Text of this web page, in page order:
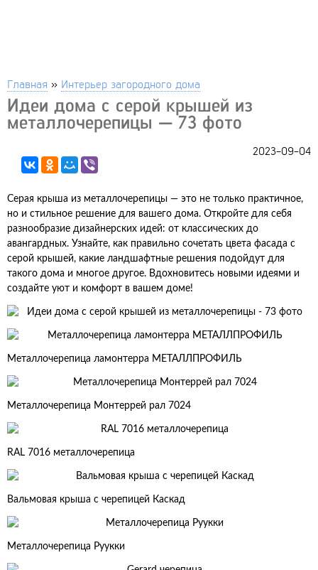
Главная » Интерьер загородного дома
Идеи дома с серой крышей из
металлочерепицы — 73 фото
2023-09-04
Серая крыша из металлочерепицы — это не только практичное,
но и стильное решение для вашего дома. Откройте для себя
разнообразие дизайнерских идей: от классических до
авангардных. Узнайте, как правильно сочетать цвета фасада с
серой крышей, какие ландшафтные решения подойдут для
такого дома и многое другое. Вдохновитесь новыми идеями и
создайте уют и комфорт в вашем доме!
Металлочерепица ламонтерра МЕТАЛЛПРОФИЛЬ
Металлочерепица Монтеррей рал 7024
RAL 7016 металлочерепица
Вальмовая крыша с черепицей Каскад
Металлочерепица Руукки